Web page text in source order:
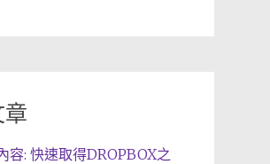
容: 快速取得DROPBOX之